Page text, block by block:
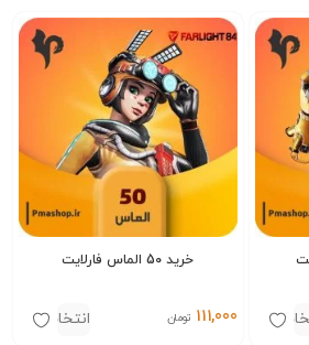
خرید 50 الماس فارلایت
111,000 تومان
انتخاب